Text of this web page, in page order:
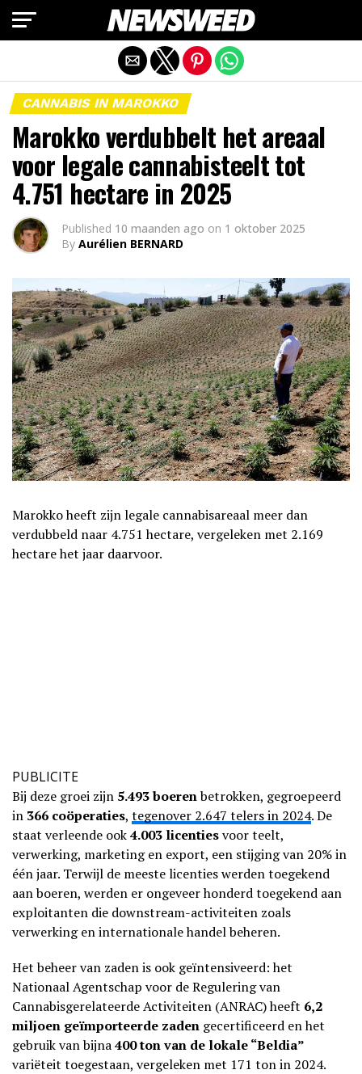
CANNABIS IN MAROKKO
Marokko verdubbelt het areaal
voor legale cannabisteelt tot
4.751 hectare in 2025
Published 10 maanden ago on 1 oktober 2025
By Aurélien BERNARD
Marokko heeft zijn legale cannabisareaal meer dan
verdubbeld naar 4.751 hectare, vergeleken met 2.169
hectare het jaar daarvoor.
PUBLICITE
Bij deze groei zijn 5.493 boerenbetrokken, gegroepeerd
in 366 coöperaties, tegenover 2.647 telers in 2024. De
staat verleende ook4.003 licentiesvoor teelt,
verwerking, marketing en export, een stijging van 20% in
één jaar. Terwijl de meeste licenties werden toegekend
aan boeren, werden er ongeveer honderd toegekend aan
exploitanten die downstream-activiteiten zoals
verwerking en internationale handel beheren.
Het beheer van zaden is ook geïntensiveerd: het
Nationaal Agentschap voor de Regulering van
Cannabisgerelateerde Activiteiten (ANRAC) heeft 6,2
miljoen geïmporteerde zaden gecertificeerd en het
gebruik van bijna400 ton van de lokale “Beldia”
variëteit toegestaan, vergeleken met 171 ton in 2024.
Mobiele versie afsluiten